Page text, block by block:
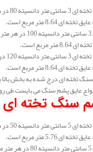
متر مربع است.
مربع است.
متر مربع است.
تخته ای درج شده به بخش بالا
عایق پشم سنگ می بایست طی
تخته ای 5 سانت
متر مربع است.